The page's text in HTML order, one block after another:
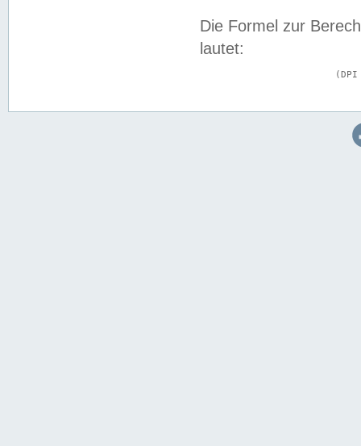
Die Formel zur
lautet: